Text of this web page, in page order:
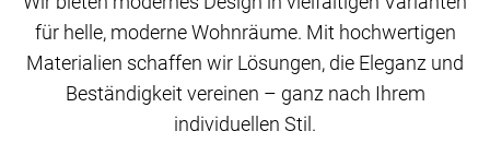
für helle, moderne Wohnräume. Mit hochwertigen
Materialien schaffen wir Lösungen, die Eleganz und
Beständigkeit vereinen – ganz nach Ihrem
individuellen Stil.